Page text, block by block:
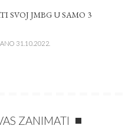
SVOJ JMBG U SAMO 3
31.10.2022.
ZANIMATI